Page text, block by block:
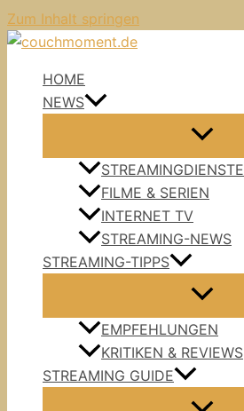
Zum Inhalt springen
HOME
NEWS
STREAMINGDIENSTE
FILME & SERIEN
INTERNET TV
STREAMING-NEWS
STREAMING-TIPPS
EMPFEHLUNGEN
KRITIKEN & REVIEWS
STREAMING GUIDE